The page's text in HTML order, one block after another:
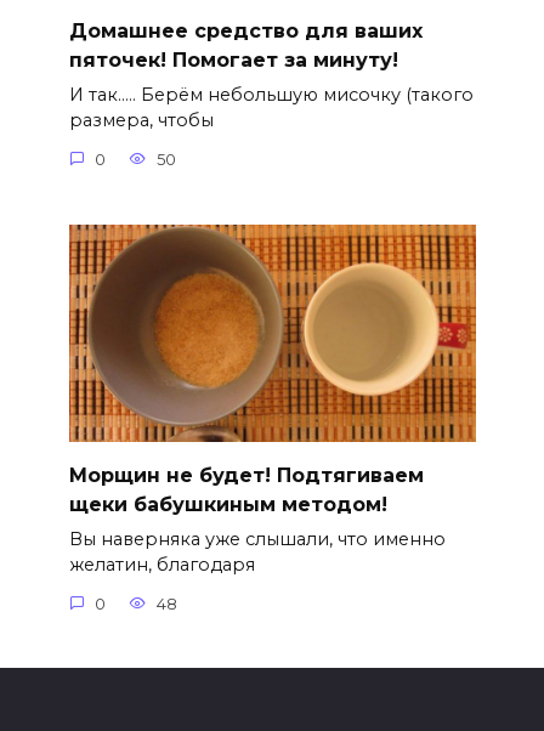
Домашнее средство для ваших
пяточек! Помогает за минуту!
И так….. Берём небольшую мисочку (такого
размера, чтобы
0 50
Морщин не будет! Подтягиваем
щеки бабушкиным методом!
Вы наверняка уже слышали, что именно
желатин, благодаря
0 48